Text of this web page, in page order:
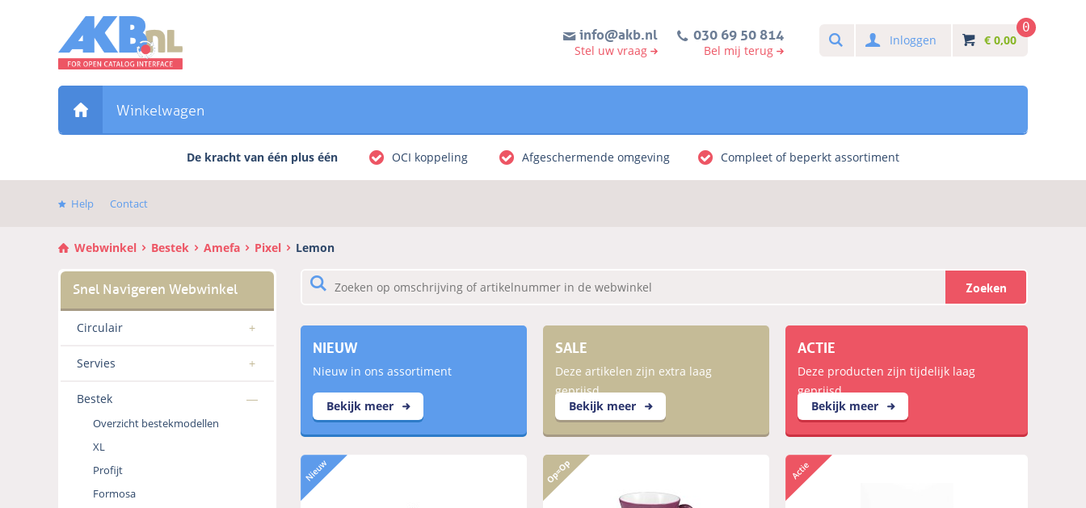
Direct
het
hoofdmenu
info@akb.nl
Stel uw vraag
030 69 50 814
Bel mij terug
SearchInloggen € 0,00
0
Winkelwagen
De kracht van één plus één OCI koppeling Afgeschermende omgeving Compleet of beperkt assortiment
Help Contact
Webwinkel Bestek Amefa Pixel Lemon
Circulair
Servies
Bestek
Overzicht bestekmodellen
XL
Profijt
Formosa
Zoeken
NIEUW
Nieuw in ons assortiment
Bekijk meer
SALE
Deze artikelen zijn extra laag
geprijsd
Bekijk meer
ACTIE
Deze producten zijn tijdelijk laag
geprijsd
Bekijk meer